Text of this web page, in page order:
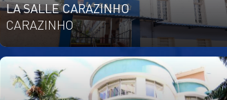
LA SALLE CARAZINHO
CARAZINHO